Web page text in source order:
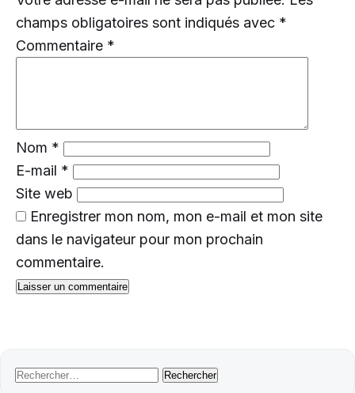
champs obligatoires sont indiqués avec *
Commentaire *
Nom *
E-mail *
Site web
Enregistrer mon nom, mon e-mail et mon site
dans le navigateur pour mon prochain
commentaire.
Rechercher :